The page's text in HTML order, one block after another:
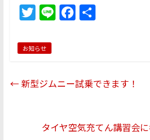
T
w
itt
er
Li
n
F
a
b
o
k
共
お知らせ
←新型ジムニー試乗できます！
タイヤ空気充てん講習会